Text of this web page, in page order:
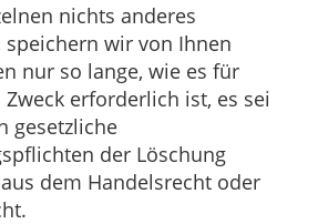
nichts anderes
speichern wir von Ihnen
nur so lange, wie es für
erforderlich ist, es sei
gesetzliche
der Löschung
dem Handelsrecht oder